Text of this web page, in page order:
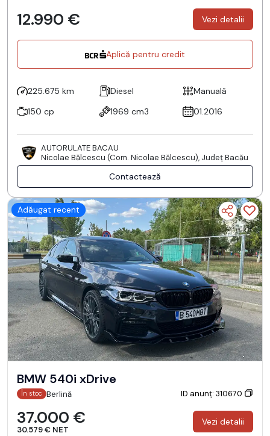
12.990 € Vezi detalii
Aplică pentru credit
225.675 km Diesel
Manuală
150 cp
1969 cm3 01.2016
AUTORULATE BACAU
Nicolae Bălcescu (Com. Nicolae Bălcescu), Județ Bacău
Contactează
Adăugat recent
BMW 540i xDrive
În stoc Berlină ID anunț: 310670
37.000 €
30.579 € NET
Vezi detalii